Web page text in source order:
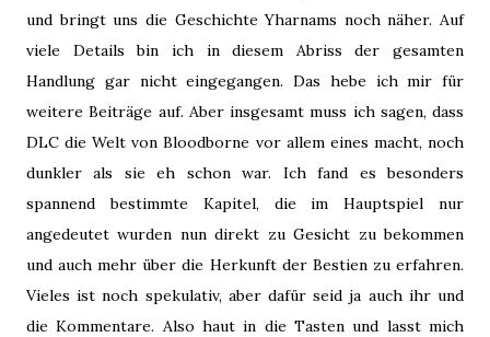
und bringt uns die Geschichte Yharnams noch näher. Auf
viele Details bin ich in diesem Abriss der gesamten
Handlung gar nicht eingegangen. Das hebe ich mir für
weitere Beiträge auf. Aber insgesamt muss ich sagen, dass
DLC die Welt von Bloodborne vor allem eines macht, noch
dunkler als sie eh schon war. Ich fand es besonders
spannend bestimmte Kapitel, die im Hauptspiel nur
angedeutet wurden nun direkt zu Gesicht zu bekommen
und auch mehr über die Herkunft der Bestien zu erfahren.
Vieles ist noch spekulativ, aber dafür seid ja auch ihr und
die Kommentare. Also haut in die Tasten und lasst mich